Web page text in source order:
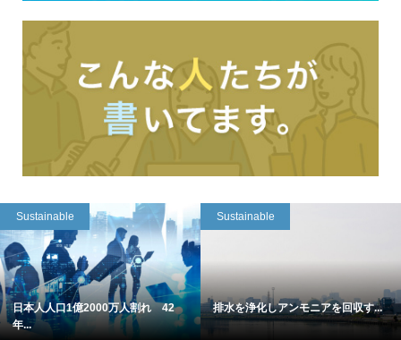
Sustainable
日本人人口1億2000万人割れ 42
年...
Sustainable
排水を浄化しアンモニアを回収す...